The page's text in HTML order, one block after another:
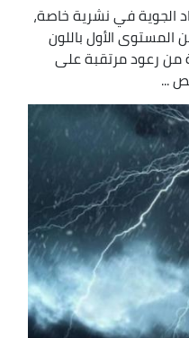
الجوية في نشرية خاصة،
الأول باللون
من رعود مرتقبة على
...